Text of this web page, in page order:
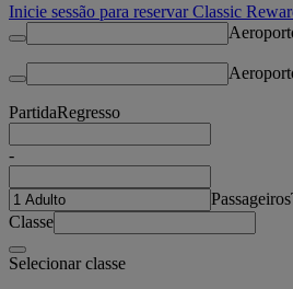
Inicie sessão para reservar Classic
PartidaRegresso
-
Passageiros
Classe
Selecionar classe